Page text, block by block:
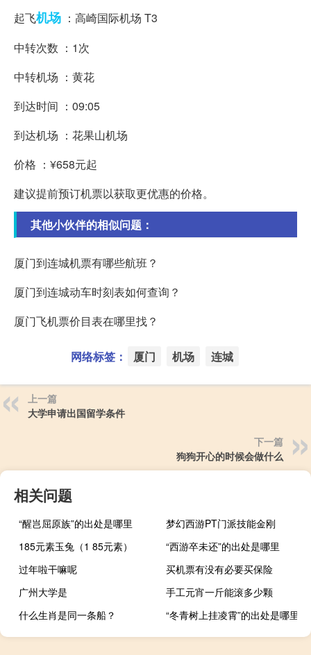
起飞机场 ：高崎国际机场 T3
中转次数 ：1次
中转机场 ：黄花
到达时间 ：09:05
到达机场 ：花果山机场
价格 ：¥658元起
建议提前预订机票以获取更优惠的价格。
其他小伙伴的相似问题：
厦门到连城机票有哪些航班？
厦门到连城动车时刻表如何查询？
厦门飞机票价目表在哪里找？
网络标签： 厦门 机场 连城
上一篇
大学申请出国留学条件
下一篇
狗狗开心的时候会做什么
相关问题
“醒岂屈原族”的出处是哪里
梦幻西游PT门派技能金刚
185元素玉兔（1 85元素）
“西游卒未还”的出处是哪里
过年啦干嘛呢
买机票有没有必要买保险
广州大学是
手工元宵一斤能滚多少颗
什么生肖是同一条船？
“冬青树上挂凌霄”的出处是哪里